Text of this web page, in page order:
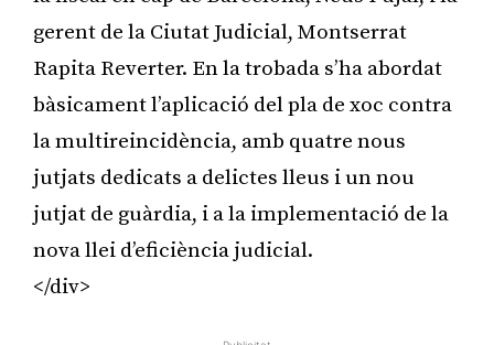
gerent de la Ciutat Judicial, Montserrat
Rapita Reverter. En la trobada s’ha abordat
bàsicament l’aplicació del pla de xoc contra
la multireincidència, amb quatre nous
jutjats dedicats a delictes lleus i un nou
jutjat de guàrdia, i a la implementació de la
nova llei d’eficiència judicial.
</div>